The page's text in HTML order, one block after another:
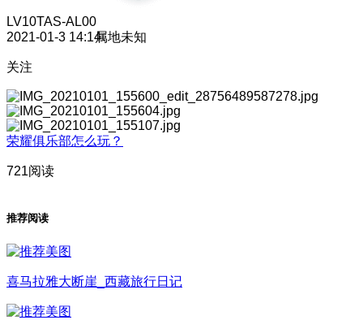
LV10TAS-AL00
2021-01-3 14:14属地未知
关注
荣耀俱乐部怎么玩？
721阅读
推荐阅读
喜马拉雅大断崖_西藏旅行日记